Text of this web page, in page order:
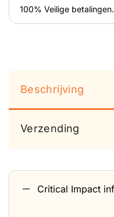
100% Veilige betalingen.
Beschrijving
Verzending
Critical Impact